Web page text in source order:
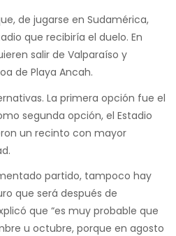
de jugarse en Sudamérica,
que recibiría el duelo. En
salir de Valparaíso y
de Playa Ancah.
La primera opción fue el
segunda opción, el Estadio
un recinto con mayor
partido, tampoco hay
que será después de
que “es muy probable que
u octubre, porque en agosto